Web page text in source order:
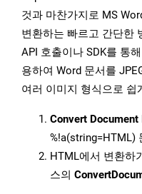
것과 마찬가지로 MS
변환하는 빠르고 간단한
API 호출이나 SDK를 통
용하여 Word 문서를
여러 이미지 형식으로 쉽
Convert Document
%!a(string=HTML)
HTML에서 변환하
스의